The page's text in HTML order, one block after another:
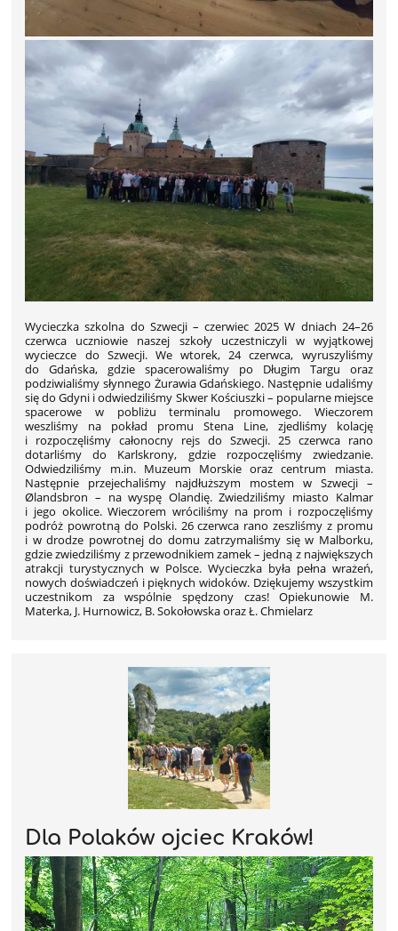
Wycieczka szkolna do Szwecji – czerwiec 2025 W dniach 24–26
czerwca uczniowie naszej szkoły uczestniczyli w wyjątkowej
wycieczce do Szwecji. We wtorek, 24 czerwca, wyruszyliśmy
do Gdańska, gdzie spacerowaliśmy po Długim Targu oraz
podziwialiśmy słynnego Żurawia Gdańskiego. Następnie udaliśmy
się do Gdyni i odwiedziliśmy Skwer Kościuszki – popularne miejsce
spacerowe w pobliżu terminalu promowego. Wieczorem
weszliśmy na pokład promu Stena Line, zjedliśmy kolację
i rozpoczęliśmy całonocny rejs do Szwecji. 25 czerwca rano
dotarliśmy do Karlskrony, gdzie rozpoczęliśmy zwiedzanie.
Odwiedziliśmy m.in. Muzeum Morskie oraz centrum miasta.
Następnie przejechaliśmy najdłuższym mostem w Szwecji –
Ølandsbron – na wyspę Olandię. Zwiedziliśmy miasto Kalmar
i jego okolice. Wieczorem wróciliśmy na prom i rozpoczęliśmy
podróż powrotną do Polski. 26 czerwca rano zeszliśmy z promu
i w drodze powrotnej do domu zatrzymaliśmy się w Malborku,
gdzie zwiedziliśmy z przewodnikiem zamek – jedną z największych
atrakcji turystycznych w Polsce. Wycieczka była pełna wrażeń,
nowych doświadczeń i pięknych widoków. Dziękujemy wszystkim
uczestnikom za wspólnie spędzony czas! Opiekunowie M.
Materka, J. Hurnowicz, B. Sokołowska oraz Ł. Chmielarz
Dla Polaków ojciec Kraków!